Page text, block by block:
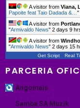
A visitor fromViana,
Papoite feat Taio Dadada &…
A visitor from
"Armivaldo News"2 days 9
A visitor from
"Armivaldo News"2 days 15
Get Script Real
PARCERIA
Angomais
Samba SA Muzik